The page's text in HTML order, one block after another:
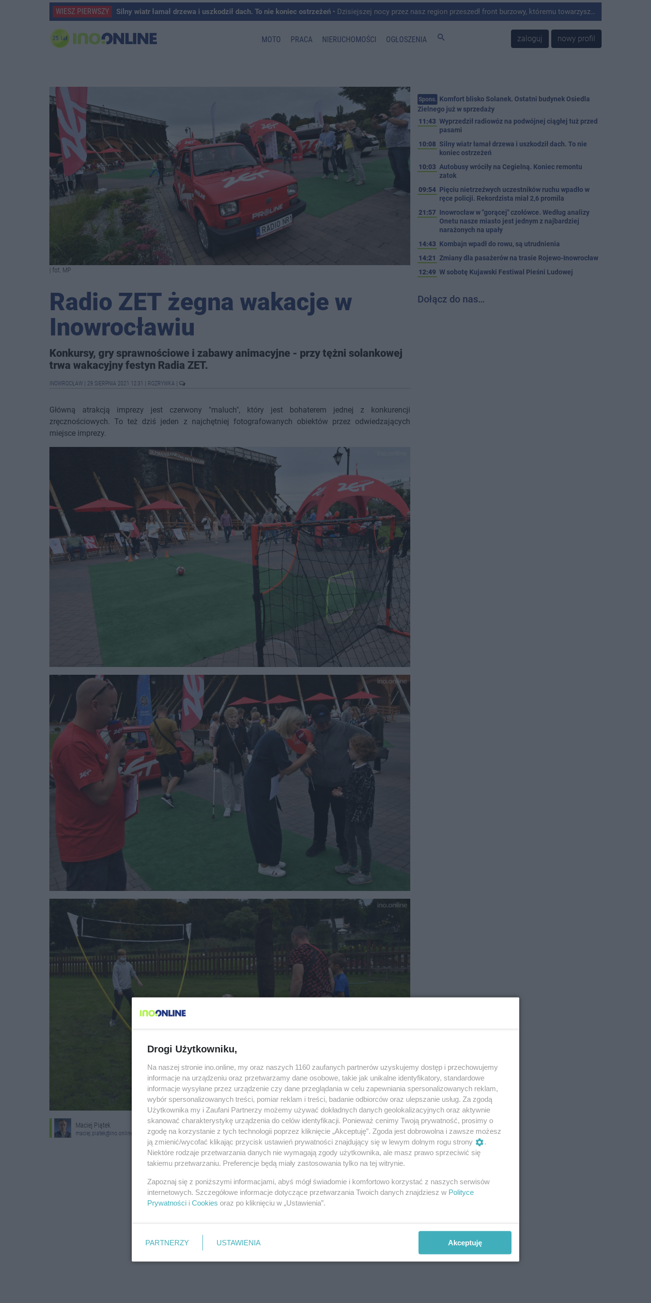
WIESZ PIERWSZY Silny wiatr łamał drzewa i uszkodził dach. To nie koniec ostrzeżeń • Dzisiejszej nocy przez nasz region przeszedł front burzowy, któremu towarzyszyły intensywne opady deszczu oraz silny wiatr. W wyniku niekorzystnych warunków atmosferycznych strażacy z terenu powiatu interweniowali 13 razy.
MOTO PRACA NIERUCHOMOŚCI OGŁOSZENIA search zaloguj nowy profil
| fot. MP
Radio ZET żegna wakacje w
Inowrocławiu
Konkursy, gry sprawnościowe i zabawy animacyjne - przy tężni solankowej
trwa wakacyjny festyn Radia ZET.
INOWROCŁAW 29 SIERPNIA 2021 12:31 ROZRYWKA
Główną atrakcją imprezy jest czerwony "maluch", który jest bohaterem jednej z konkurencji
zręcznościowych. To też dziś jeden z najchętniej fotografowanych obiektów przez odwiedzających
miejsce imprezy.
Maciej Piątek
maciej.piatek@ino.online
Spons. Komfort blisko Solanek. Ostatni budynek Osiedla
Zielnego już w sprzedaży
11:43 Wyprzedził radiowóz na podwójnej ciągłej tuż przed
pasami
10:08 Silny wiatr łamał drzewa i uszkodził dach. To nie
koniec ostrzeżeń
10:03 Autobusy wróciły na Cegielną. Koniec remontu
zatok
09:54 Pięciu nietrzeźwych uczestników ruchu wpadło w
ręce policji. Rekordzista miał 2,6 promila
21:57 Inowrocław w "gorącej" czołówce. Według analizy
Onetu nasze miasto jest jednym z najbardziej
narażonych na upały
14:43 Kombajn wpadł do rowu, są utrudnienia
14:21 Zmiany dla pasażerów na trasie Rojewo-Inowrocław
12:49 W sobotę Kujawski Festiwal Pieśni Ludowej
Dołącz do nas…
Drogi Użytkowniku,
Na naszej stronie ino.online, my oraz naszych 1160 zaufanych partnerów uzyskujemy dostęp i przechowujemy
informacje na urządzeniu oraz przetwarzamy dane osobowe, takie jak unikalne identyfikatory, standardowe
informacje wysyłane przez urządzenie czy dane przeglądania w celu zapewniania spersonalizowanych reklam,
wybór spersonalizowanych treści, pomiar reklam i treści, badanie odbiorców oraz ulepszanie usług. Za zgodą
Użytkownika my i Zaufani Partnerzy możemy używać dokładnych danych geolokalizacyjnych oraz aktywnie
skanować charakterystykę urządzenia do celów identyfikacji. Ponieważ cenimy Twoją prywatność, prosimy o
zgodę na korzystanie z tych technologii poprzez kliknięcie „Akceptuję”. Zgoda jest dobrowolna i zawsze możesz
ją zmienić/wycofać klikając przycisk ustawień prywatności znajdujący się w lewym dolnym rogu strony
.
Niektóre rodzaje przetwarzania danych nie wymagają zgody użytkownika, ale masz prawo sprzeciwić się
takiemu przetwarzaniu. Preferencje będą miały zastosowania tylko na tej witrynie.
Zapoznaj się z poniższymi informacjami, abyś mógł świadomie i komfortowo korzystać z naszych serwisów
internetowych. Szczegółowe informacje dotyczące przetwarzania Twoich danych znajdziesz w Polityce
Prywatności i Cookies oraz po kliknięciu w „Ustawienia”.
PARTNERZY USTAWIENIA Akceptuję